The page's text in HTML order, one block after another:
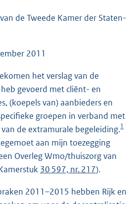
b
de Tweede Kamer der Staten-
2011
het verslag van de
gevoerd met cliënt- en
(koepels van) aanbieders en
groepen in verband met
de extramurale begeleiding.1
aan mijn toezegging
Overleg Wmo/thuiszorg van
30 597, nr. 217).
2011–2015 hebben Rijk en